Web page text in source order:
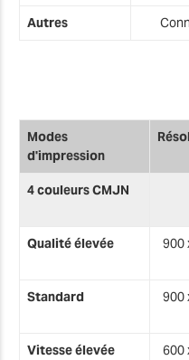
Autres
Modes
d'impression
4 couleursCMJN
Qualité élevée 900
Standard 900
Vitesse élevée 600